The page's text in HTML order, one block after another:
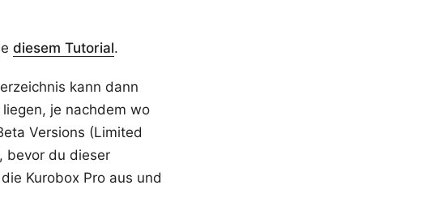
diesem Tutorial.
kann dann
je nachdem wo
Versions (Limited
bevor du dieser
Kurobox Pro aus und